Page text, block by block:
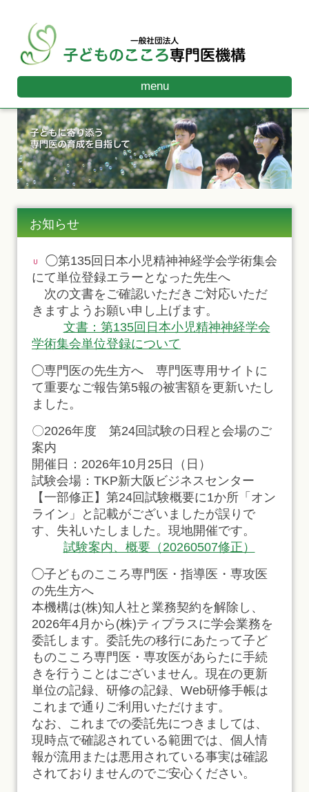
menu
お知らせ
◯第135回日本小児精神神経学会学術集会
にて単位登録エラーとなった先生へ
次の文書をご確認いただきご対応いただ
きますようお願い申し上げます。
文書：第135回日本小児精神神経学会
学術集会単位登録について
◯専門医の先生方へ 専門医専用サイトに
て重要なご報告第5報の被害額を更新いたし
ました。
〇2026年度 第24回試験の日程と会場のご
案内
開催日：2026年10月25日（日）
試験会場：TKP新大阪ビジネスセンター
【一部修正】第24回試験概要に1か所「オン
ライン」と記載がございましたが誤りで
す、失礼いたしました。現地開催です。
試験案内、概要（20260507修正）
◯子どものこころ専門医・指導医・専攻医
の先生方へ
本機構は(株)知人社と業務契約を解除し、
2026年4月から(株)ティプラスに学会業務を
委託します。委託先の移行にあたって子ど
ものこころ専門医・専攻医があらたに手続
きを行うことはございません。現在の更新
単位の記録、研修の記録、Web研修手帳は
これまで通りご利用いただけます。
なお、これまでの委託先につきましては、
現時点で確認されている範囲では、個人情
報が流用または悪用されている事実は確認
されておりませんのでご安心ください。